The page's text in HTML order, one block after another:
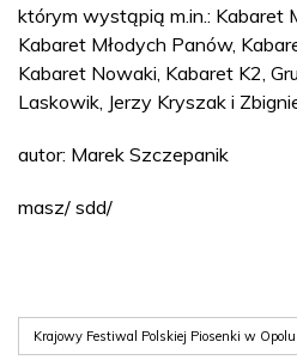
którym wystąpią m.in.: Kabaret
Kabaret Młodych Panów,
Kabaret Nowaki, Kabaret K2,
Laskowik, Jerzy Kryszak i
autor: Marek Szczepanik
masz/ sdd/
Krajowy Festiwal Polskiej Piosenki w Opolu